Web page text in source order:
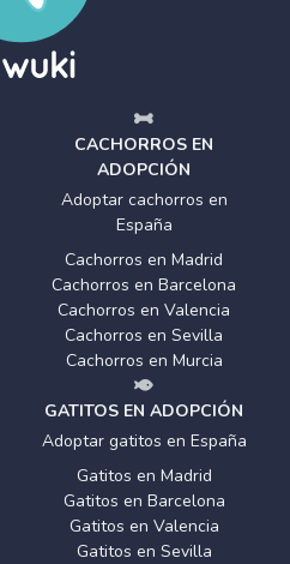
CACHORROS EN
ADOPCIÓN
Adoptar cachorros en
España
Cachorros en Madrid
Cachorros en Barcelona
Cachorros en Valencia
Cachorros en Sevilla
Cachorros en Murcia
GATITOS EN ADOPCIÓN
Adoptar gatitos en España
Gatitos en Madrid
Gatitos en Barcelona
Gatitos en Valencia
Gatitos en Sevilla